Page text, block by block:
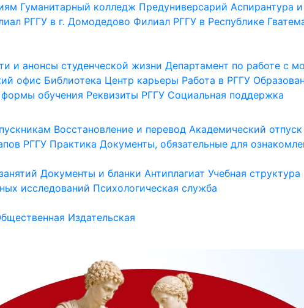
Гуманитарный колледж Предуниверсарий Аспирантура
РГГУ в г. Домодедово Филиал РГГУ в Республике
и анонсы студенческой жизни Департамент по работе с
офис Библиотека Центр карьеры Работа в РГГУ
обучения Реквизиты РГГУ Социальная поддержка
Восстановление и перевод Академический отпуск
РГГУ Практика Документы, обязательные для
Документы и бланки Антиплагиат Учебная структура
исследований Психологическая служба
Издательская